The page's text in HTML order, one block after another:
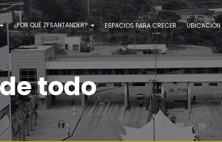
¿POR QUÉ ZFSANTANDER? ESPACIOS PARA CRECER UBICACIÓN
todo